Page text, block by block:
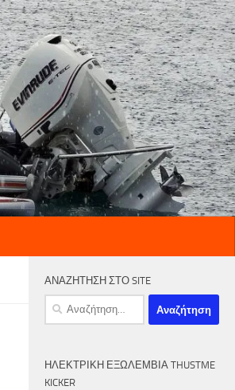
ΑΝΑΖΗΤΗΣΗ ΣΤΟ SITE
Αναζήτηση
ΗΛΕΚΤΡΙΚΉ ΕΞΩΛΈΜΒΙΑ THUSTME
KICKER